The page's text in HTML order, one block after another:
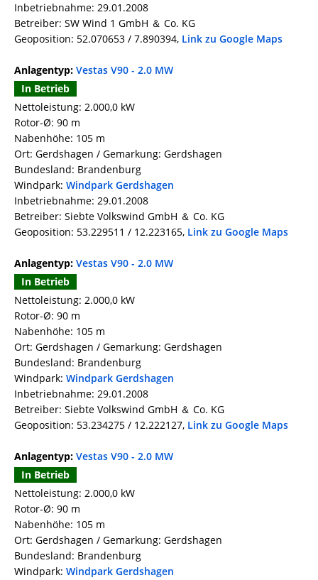
Inbetriebnahme: 29.01.2008
Betreiber: SW Wind 1 GmbH ＆ Co. KG
Geoposition: 52.070653 / 7.890394, Link zu Google Maps
Anlagentyp: Vestas V90 - 2.0 MW
In Betrieb
Nettoleistung: 2.000,0 kW
Rotor-Ø: 90 m
Nabenhöhe: 105 m
Ort: Gerdshagen / Gemarkung: Gerdshagen
Bundesland: Brandenburg
Windpark: Windpark Gerdshagen
Inbetriebnahme: 29.01.2008
Betreiber: Siebte Volkswind GmbH ＆ Co. KG
Geoposition: 53.229511 / 12.223165, Link zu Google Maps
Anlagentyp: Vestas V90 - 2.0 MW
In Betrieb
Nettoleistung: 2.000,0 kW
Rotor-Ø: 90 m
Nabenhöhe: 105 m
Ort: Gerdshagen / Gemarkung: Gerdshagen
Bundesland: Brandenburg
Windpark: Windpark Gerdshagen
Inbetriebnahme: 29.01.2008
Betreiber: Siebte Volkswind GmbH ＆ Co. KG
Geoposition: 53.234275 / 12.222127, Link zu Google Maps
Anlagentyp: Vestas V90 - 2.0 MW
In Betrieb
Nettoleistung: 2.000,0 kW
Rotor-Ø: 90 m
Nabenhöhe: 105 m
Ort: Gerdshagen / Gemarkung: Gerdshagen
Bundesland: Brandenburg
Windpark: Windpark Gerdshagen